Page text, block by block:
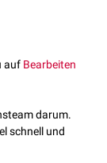
auf Bearbeiten
darum.
schnell und